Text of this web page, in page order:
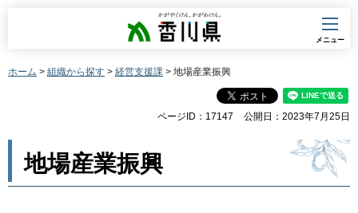
香川県
メニュー
ホーム > 組織から探す > 経営支援課 > 地場産業振興
ページID：17147 公開日：2023年7月25日
地場産業振興